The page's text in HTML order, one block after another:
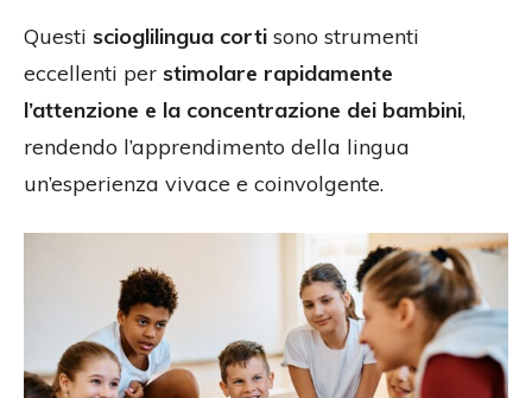
Questi scioglilingua corti sono strumenti
eccellenti per stimolare rapidamente
l’attenzione e la concentrazione dei bambini,
rendendo l’apprendimento della lingua
un’esperienza vivace e coinvolgente.